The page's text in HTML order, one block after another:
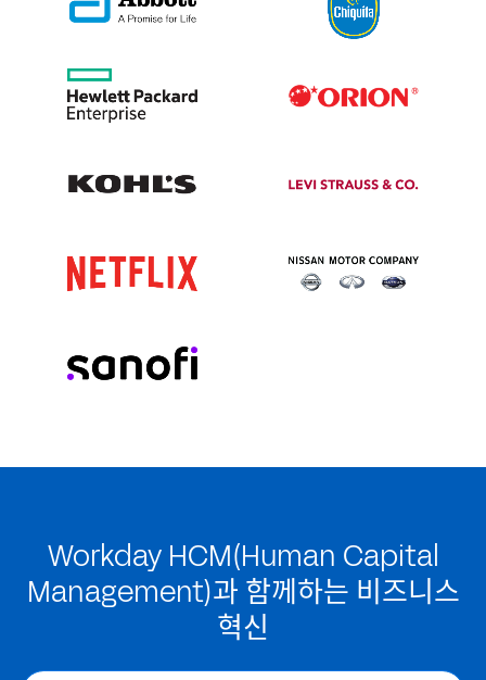
Workday HCM(Human Capital
Management)과 함께하는 비즈니스
혁신